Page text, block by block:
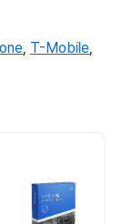
, T-Mobile,